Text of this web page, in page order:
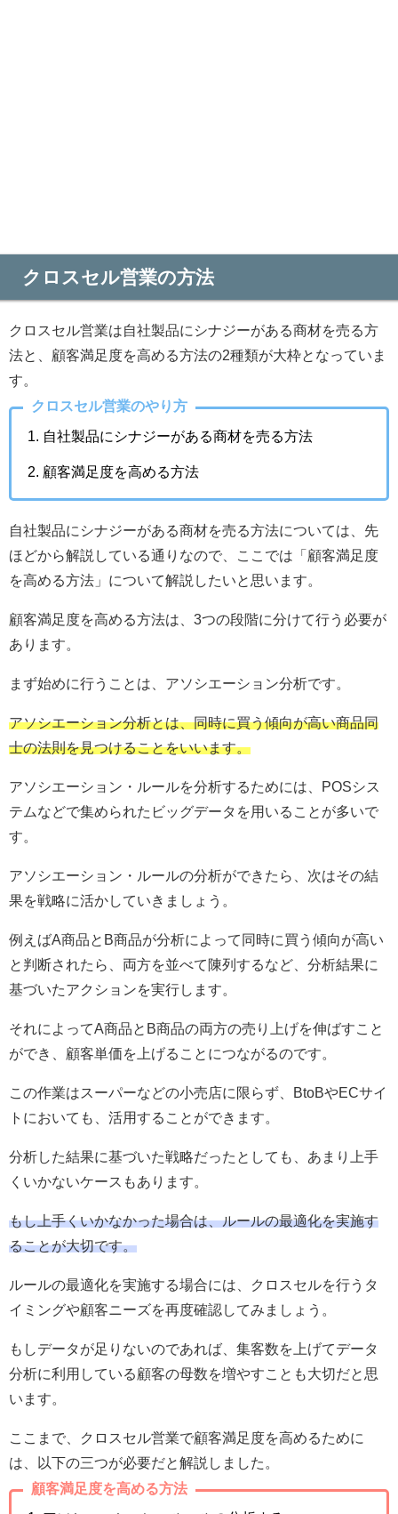
クロスセル営業の方法
クロスセル営業は自社製品にシナジーがある商材を売る方
法と、顧客満足度を高める方法の2種類が大枠となっていま
す。
クロスセル営業のやり方
自社製品にシナジーがある商材を売る方法
顧客満足度を高める方法
自社製品にシナジーがある商材を売る方法については、先
ほどから解説している通りなので、ここでは「顧客満足度
を高める方法」について解説したいと思います。
顧客満足度を高める方法は、3つの段階に分けて行う必要が
あります。
まず始めに行うことは、アソシエーション分析です。
アソシエーション分析とは、同時に買う傾向が高い商品同
士の法則を見つけることをいいます。
アソシエーション・ルールを分析するためには、POSシス
テムなどで集められたビッグデータを用いることが多いで
す。
アソシエーション・ルールの分析ができたら、次はその結
果を戦略に活かしていきましょう。
例えばA商品とB商品が分析によって同時に買う傾向が高い
と判断されたら、両方を並べて陳列するなど、分析結果に
基づいたアクションを実行します。
それによってA商品とB商品の両方の売り上げを伸ばすこと
ができ、顧客単価を上げることにつながるのです。
この作業はスーパーなどの小売店に限らず、BtoBやECサイ
トにおいても、活用することができます。
分析した結果に基づいた戦略だったとしても、あまり上手
くいかないケースもあります。
もし上手くいかなかった場合は、ルールの最適化を実施す
ることが大切です。
ルールの最適化を実施する場合には、クロスセルを行うタ
イミングや顧客ニーズを再度確認してみましょう。
もしデータが足りないのであれば、集客数を上げてデータ
分析に利用している顧客の母数を増やすことも大切だと思
います。
ここまで、クロスセル営業で顧客満足度を高めるために
は、以下の三つが必要だと解説しました。
顧客満足度を高める方法